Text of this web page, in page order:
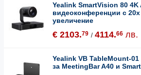
Yealink SmartVision 80 4K
видеоконференции с 20x
увеличение
€ 2103.79 / 4114.66 лв.
Yealink VB TableMount-01
за MeetingBar A40 и